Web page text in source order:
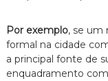
Por exemplo, se um
formal na cidade
a principal fonte de
enquadramento